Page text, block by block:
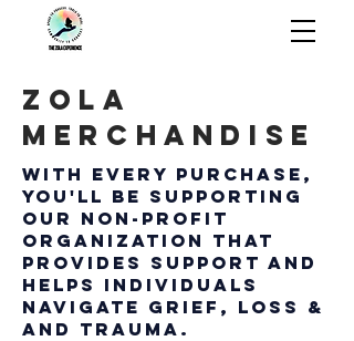
ZOLA
MERCHANDISE
With every purchase,
you'll be supporting
our non-profit
organization that
provides support and
helps individuals
navigate grief, loss &
and trauma.